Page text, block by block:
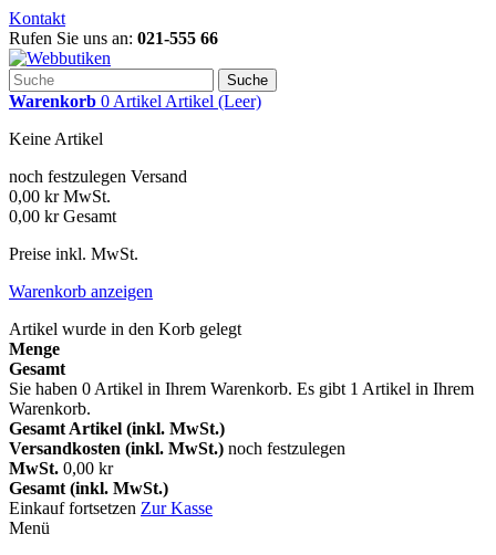
Kontakt
Rufen Sie uns an: 021-555 66
Suche
Warenkorb 0 Artikel Artikel (Leer)
Keine Artikel
noch festzulegen Versand
0,00 kr MwSt.
0,00 kr Gesamt
Preise inkl. MwSt.
Warenkorb anzeigen
Artikel wurde in den Korb gelegt
Menge
Gesamt
Sie haben 0 Artikel in Ihrem Warenkorb. Es gibt 1 Artikel in Ihrem
Warenkorb.
Gesamt Artikel (inkl. MwSt.)
Versandkosten (inkl. MwSt.) noch festzulegen
MwSt. 0,00 kr
Gesamt (inkl. MwSt.)
Einkauf fortsetzen Zur Kasse
Menü